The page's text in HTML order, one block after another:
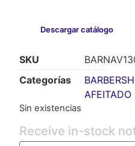
Descargar catálogo
SKU
Categorías
AFEITADO
Sin existencias
Receive in-stock